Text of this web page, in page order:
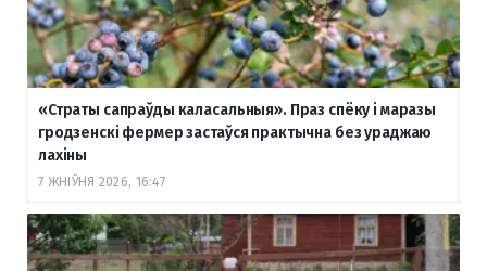
«Страты сапраўды каласальныя». Праз спёку і маразы
гродзенскі фермер застаўся практычна без ураджаю
лахіны
7 ЖНІЎНЯ 2026, 16:47